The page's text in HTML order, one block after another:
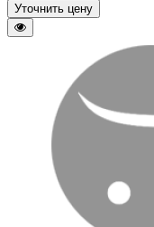
Уточнить цену